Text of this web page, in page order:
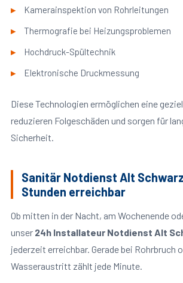
Kamerainspektion von Rohrleitungen
Thermografie bei Heizungsproblemen
Hochdruck-Spültechnik
Elektronische Druckmessung
Diese Technologien ermöglichen eine
reduzieren Folgeschäden und sorgen für
Sicherheit.
Sanitär Notdienst Alt
Stunden erreichbar
Ob mitten in der Nacht, am Wochenende
unser 24h Installateur Notdienst Alt
jederzeit erreichbar. Gerade bei Rohrbruch
Wasseraustritt zählt jede Minute.